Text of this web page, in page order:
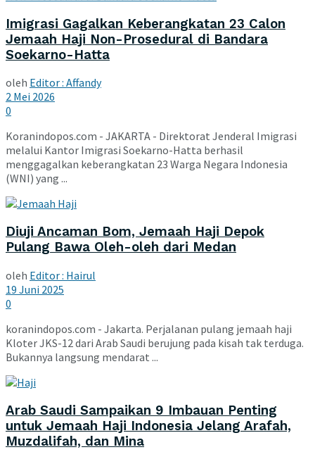
Imigrasi Gagalkan Keberangkatan 23 Calon
Jemaah Haji Non-Prosedural di Bandara
Soekarno-Hatta
oleh Editor : Affandy
2 Mei 2026
0
Koranindopos.com - JAKARTA - Direktorat Jenderal Imigrasi
melalui Kantor Imigrasi Soekarno-Hatta berhasil
menggagalkan keberangkatan 23 Warga Negara Indonesia
(WNI) yang ...
Diuji Ancaman Bom, Jemaah Haji Depok
Pulang Bawa Oleh-oleh dari Medan
oleh Editor : Hairul
19 Juni 2025
0
koranindopos.com - Jakarta. Perjalanan pulang jemaah haji
Kloter JKS-12 dari Arab Saudi berujung pada kisah tak terduga.
Bukannya langsung mendarat ...
Arab Saudi Sampaikan 9 Imbauan Penting
untuk Jemaah Haji Indonesia Jelang Arafah,
Muzdalifah, dan Mina